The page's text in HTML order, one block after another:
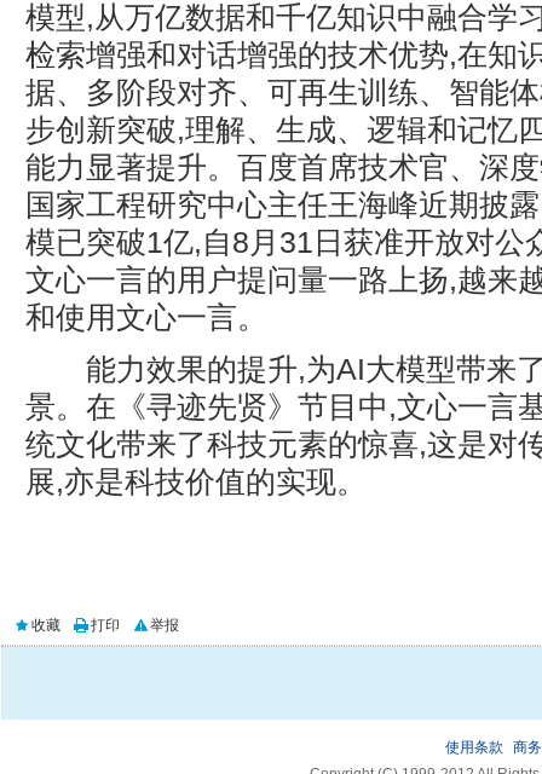
模型,从万亿数据和千亿知识中融合学
检索增强和对话增强的技术优势,在知
据、多阶段对齐、可再生训练、智能
步创新突破,理解、生成、逻辑和记忆
能力显著提升。百度首席技术官、深
国家工程研究中心主任王海峰近期披
模已突破1亿,自8月31日获准开放对公
文心一言的用户提问量一路上扬,越来
和使用文心一言。
能力效果的提升,为AI大模型带来
景。在《寻迹先贤》节目中,文心一言
统文化带来了科技元素的惊喜,这是对
展,亦是科技价值的实现。
收藏 打印 举报
使用条款
商